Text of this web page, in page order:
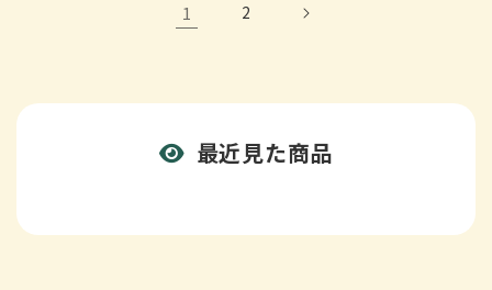
1 2
最近見た商品